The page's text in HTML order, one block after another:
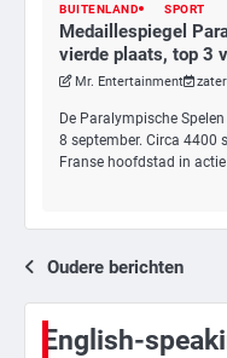
BUITENLAND SPORT
Medaillespiegel
vierde plaats, top 3
Mr. Entertainment
De Paralympische
8 september. Circa 4400
Franse hoofdstad in
Oudere berichten
English-
Ms.
4
eigen
sinds
Mr.